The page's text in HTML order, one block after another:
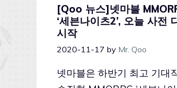
[Qoo 뉴스]넷마블
‘세븐나이츠2’, 오늘 사전
시작
2020-11-17 by Mr. Qoo
넷마블은 하반기 최고 기대